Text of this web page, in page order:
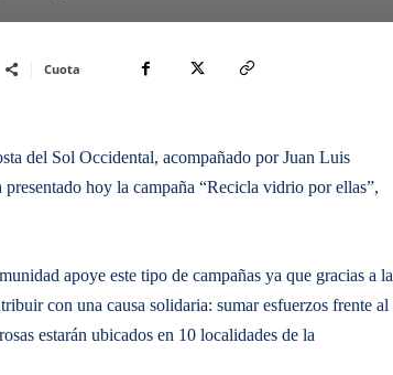
Cuota
del Sol Occidental, acompañado por Juan Luis
hoy la campaña “Recicla vidrio por ellas”,
apoye este tipo de campañas ya que gracias a la
con una causa solidaria: sumar esfuerzos frente al
estarán ubicados en 10 localidades de la